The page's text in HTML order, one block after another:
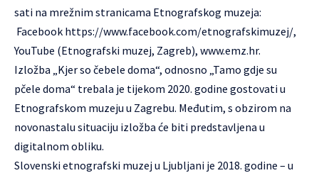
sati na mrežnim stranicama Etnografskog muzeja:
Facebook https://www.facebook.com/etnografskimuzej/,
YouTube (Etnografski muzej, Zagreb), www.emz.hr.
Izložba „Kjer so čebele doma“, odnosno „Tamo gdje su
pčele doma“ trebala je tijekom 2020. godine gostovati u
Etnografskom muzeju u Zagrebu. Međutim, s obzirom na
novonastalu situaciju izložba će biti predstavljena u
digitalnom obliku.
Slovenski etnografski muzej u Ljubljani je 2018. godine – u